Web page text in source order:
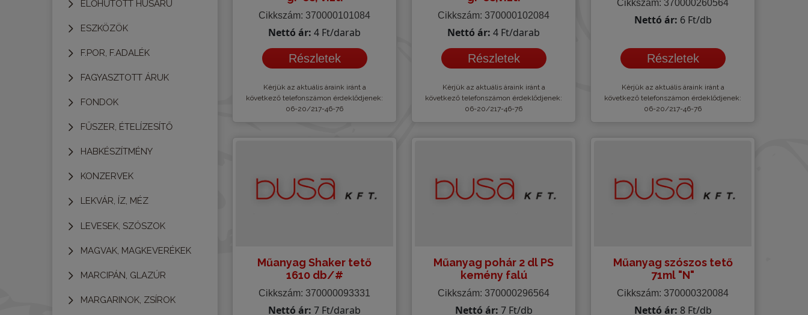
ELŐHŰTÖTT HÚSÁRU
ESZKÖZÖK
F.POR, F.ADALÉK
FAGYASZTOTT ÁRUK
FONDOK
FŰSZER, ÉTELÍZESÍTŐ
HABKÉSZÍTMÉNY
KONZERVEK
LEKVÁR, ÍZ, MÉZ
LEVESEK, SZÓSZOK
MAGVAK, MAGKEVERÉKEK
MARCIPÁN, GLAZÚR
MARGARINOK, ZSÍROK
Cikkszám: 370000101084
Nettó ár: 4 Ft/darab
Részletek
Kèrjük az aktuális áraink iránt a
következő telefonszámon érdeklődjenek:
06-20/217-46-76
Cikkszám: 370000102084
Nettó ár: 4 Ft/darab
Részletek
Kèrjük az aktuális áraink iránt a
következő telefonszámon érdeklődjenek:
06-20/217-46-76
Cikkszám: 370000260564
Nettó ár: 6 Ft/db
Részletek
Kèrjük az aktuális áraink iránt a
következő telefonszámon érdeklődjenek:
06-20/217-46-76
Műanyag Shaker tető
1610 db/#
Cikkszám: 370000093331
Nettó ár: 7 Ft/darab
Műanyag pohár 2 dl PS
kemény falú
Cikkszám: 370000296564
Nettó ár: 7 Ft/db
Műanyag szószos tető
71ml "N"
Cikkszám: 370000320084
Nettó ár: 8 Ft/db